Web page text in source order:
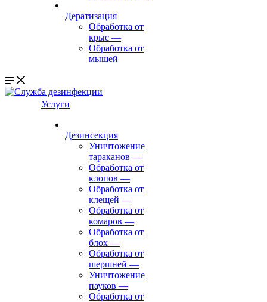
Дератизация
Обработка от
крыс —
Обработка от
мышей
Услуги
Дезинсекция
Уничтожение
тараканов —
Обработка от
клопов —
Обработка от
клещей —
Обработка от
комаров —
Обработка от
блох —
Обработка от
шершней —
Уничтожение
пауков —
Обработка от